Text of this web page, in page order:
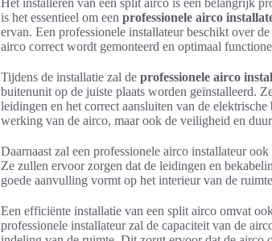
Het installeren van een split airco is een belangrijk
is het essentieel om een professionele airco
ervan. Een professionele installateur beschikt over
airco correct wordt gemonteerd en optimaal
Tijdens de installatie zal de professionele airco
buitenunit op de juiste plaats worden geïnstalleerd.
leidingen en het correct aansluiten van de
werking van de airco, maar ook de veiligheid en
Daarnaast zal een professionele airco installateur
Ze zullen ervoor zorgen dat de leidingen en
goede aanvulling vormt op het interieur van de
Een efficiënte installatie van een split airco omvat
professionele installateur zal de capaciteit van de